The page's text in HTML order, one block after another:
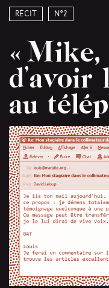
Récit N°2
«
d’avoir
au